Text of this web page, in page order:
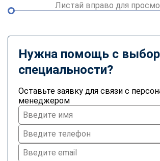
Листай вправо для
Нужна помощь с
специальности?
Оставьте заявку для связи с
менеджером